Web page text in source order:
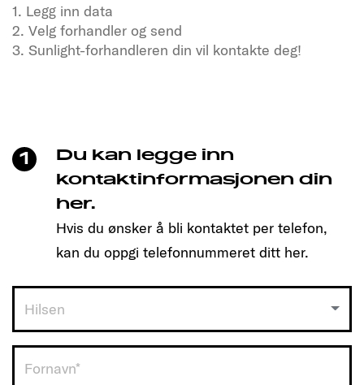
1. Legg inn data
2. Velg forhandler og send
3. Sunlight-forhandleren din vil kontakte deg!
Så enkelt er det:
1. Legg inn data
2. Velg forhandler og send
3. Sunlight-forhandleren din vil kontakte deg!
1
Du kan legge inn
kontaktinformasjonen din
her.
Hvis du ønsker å bli kontaktet per telefon,
kan du oppgi telefonnummeret ditt her.
Hilsen